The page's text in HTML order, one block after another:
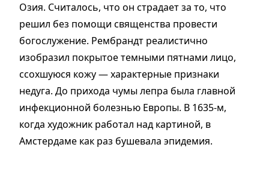
Озия. Считалось, что он страдает за то, что
решил без помощи священства провести
богослужение. Рембрандт реалистично
изобразил покрытое темными пятнами лицо,
ссохшуюся кожу — характерные признаки
недуга. До прихода чумы лепра была главной
инфекционной болезнью Европы. В 1635-м,
когда художник работал над картиной, в
Амстердаме как раз бушевала эпидемия.